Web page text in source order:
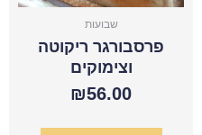
שבועות
פרסבורגר ריקוטה
וצימוקים
₪56.00